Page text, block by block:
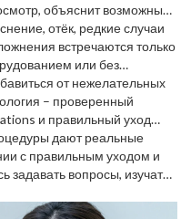
объяснит возможные
отёк, редкие случаи
встречаются только
или без
от нежелательных
– проверенный
и правильный уход
дают реальные
с правильным уходом и
задавать вопросы, изучать
видом долгое время.